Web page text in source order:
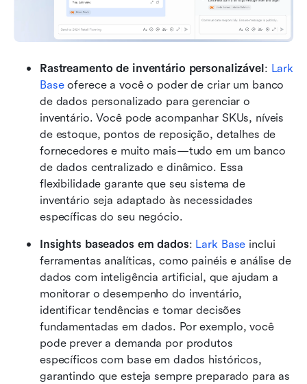
Rastreamento de inventário personalizável : Lark
Base oferece a você o poder de criar um banco
de dados personalizado para gerenciar o
inventário. Você pode acompanhar SKUs, níveis
de estoque, pontos de reposição, detalhes de
fornecedores e muito mais—tudo em um banco
de dados centralizado e dinâmico. Essa
flexibilidade garante que seu sistema de
inventário seja adaptado às necessidades
específicas do seu negócio.
Insights baseados em dados: Lark Base inclui
ferramentas analíticas, como painéis e análise de
dados com inteligência artificial, que ajudam a
monitorar o desempenho do inventário,
identificar tendências e tomar decisões
fundamentadas em dados. Por exemplo, você
pode prever a demanda por produtos
específicos com base em dados históricos,
garantindo que esteja sempre preparado para as